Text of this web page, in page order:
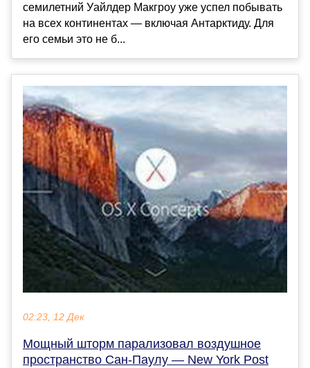
семилетний Уайлдер Макгроу уже успел побывать
на всех континентах — включая Антарктиду. Для
его семьи это не б...
02:23, 12 Дек
Мощный шторм парализовал воздушное
пространство Сан-Паулу — New York Post